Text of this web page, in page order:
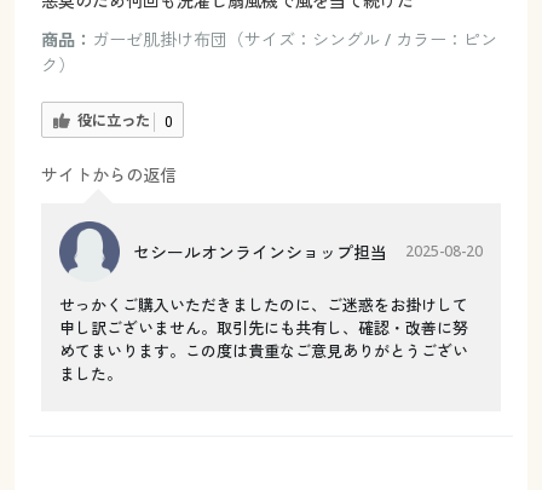
商品： ガーゼ肌掛け布団（サイズ：シングル / カラー：ピン
ク）
役に立った 0
サイトからの返信
セシールオンラインショップ担当 2025-08-20
せっかくご購入いただきましたのに、ご迷惑をお掛けして
申し訳ございません。取引先にも共有し、確認・改善に努
めてまいります。この度は貴重なご意見ありがとうござい
ました。